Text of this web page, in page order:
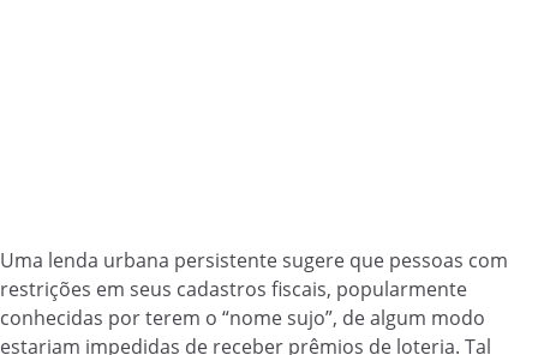
Uma lenda urbana persistente sugere que pessoas com
restrições em seus cadastros fiscais, popularmente
conhecidas por terem o “nome sujo”, de algum modo
estariam impedidas de receber prêmios de loteria. Tal